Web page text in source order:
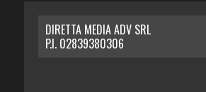
DIRETTA MEDIA ADV SRL
P.I. 02839380306